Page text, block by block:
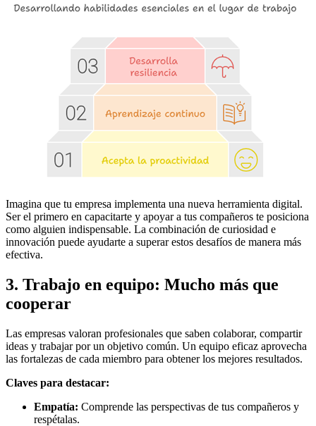
Imagina que tu empresa implementa una nueva herramienta digital.
Ser el primero en capacitarte y apoyar a tus compañeros te posiciona
como alguien indispensable. La combinación de curiosidad e
innovación puede ayudarte a superar estos desafíos de manera más
efectiva.
3. Trabajo en equipo: Mucho más que
cooperar
Las empresas valoran profesionales que saben colaborar, compartir
ideas y trabajar por un objetivo común. Un equipo eficaz aprovecha
las fortalezas de cada miembro para obtener los mejores resultados.
Claves para destacar:
Empatía: Comprende las perspectivas de tus compañeros y
respétalas.